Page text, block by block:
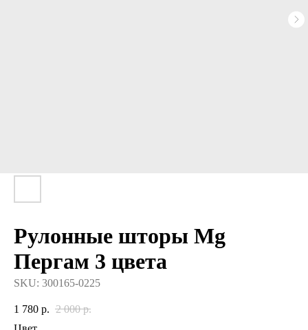
Рулонные шторы Mg
Пергам 3 цвета
SKU: 300165-0225
1 780 р. 2 000 р.